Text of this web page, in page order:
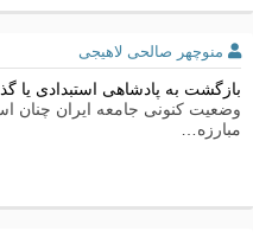
منوچهر صالحی لاهیجی
بازگشت به پادشاهی استبدادی یا
وضعیت کنونی جامعه ایران چنان
مبارزه…